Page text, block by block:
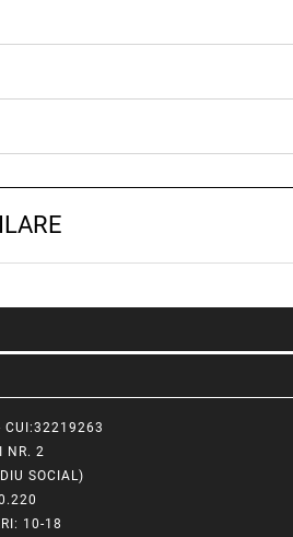
CUI:32219263
NR. 2
SOCIAL)
10-18